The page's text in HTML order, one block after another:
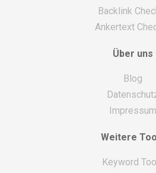
Backlink
Ankertext
Über uns
Blog
Impressum
Weitere
Keyword